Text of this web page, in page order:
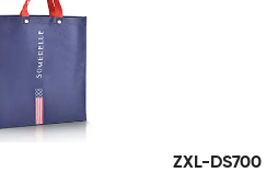
ZXL-DS700